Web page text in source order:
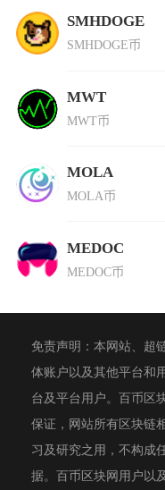
SMHDOGE
SMHDOGE币
MWT
MWT币
MOLA
MOLA币
MEDOC
MEDOC币
免责声明：本网站、超
体账户以及其他平台和
台及平台用户。百币区
保证，网站所有区块链
习及研究之用，不构成
据。百币区块网用户以